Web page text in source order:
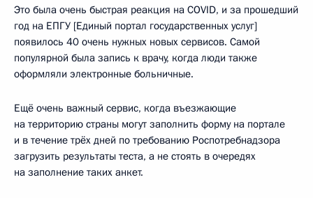
Это была очень быстрая реакция на COVID, и за прошедший
год на ЕПГУ [Единый портал государственных услуг]
появилось 40 очень нужных новых сервисов. Самой
популярной была запись к врачу, когда люди также
оформляли электронные больничные.
Ещё очень важный сервис, когда въезжающие
на территорию страны могут заполнить форму на портале
и в течение трёх дней по требованию Роспотребнадзора
загрузить результаты теста, а не стоять в очередях
на заполнение таких анкет.